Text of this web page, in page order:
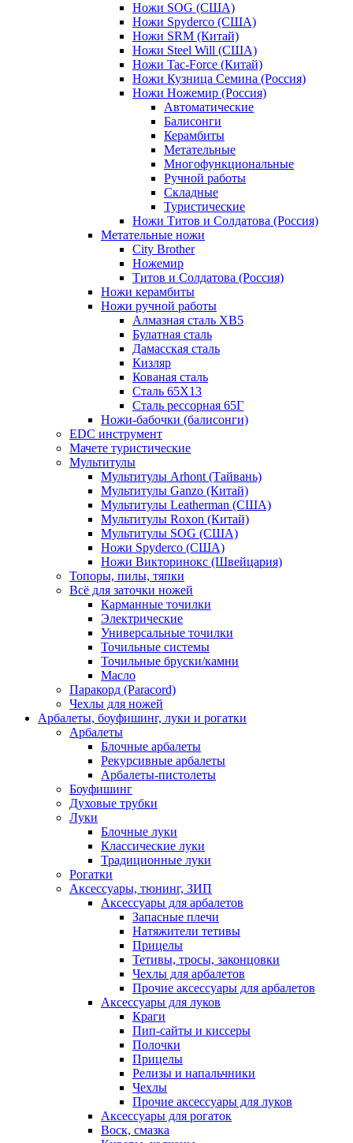
Ножи SOG (США)
Ножи Spyderco (США)
Ножи SRM (Китай)
Ножи Steel Will (США)
Ножи Tac-Force (Китай)
Ножи Кузница Семина (Россия)
Ножи Ножемир (Россия)
Автоматические
Балисонги
Керамбиты
Метательные
Многофункциональные
Ручной работы
Складные
Туристические
Ножи Титов и Солдатова (Россия)
Метательные ножи
City Brother
Ножемир
Титов и Солдатова (Россия)
Ножи керамбиты
Ножи ручной работы
Алмазная сталь ХВ5
Булатная сталь
Дамасская сталь
Кизляр
Кованая сталь
Сталь 65Х13
Сталь рессорная 65Г
Ножи-бабочки (балисонги)
EDC инструмент
Мачете туристические
Мультитулы
Мультитулы Arhont (Тайвань)
Мультитулы Ganzo (Китай)
Мультитулы Leatherman (США)
Мультитулы Roxon (Китай)
Мультитулы SOG (США)
Ножи Spyderco (США)
Ножи Викторинокс (Швейцария)
Топоры, пилы, тяпки
Всё для заточки ножей
Карманные точилки
Электрические
Универсальные точилки
Точильные системы
Точильные бруски/камни
Масло
Паракорд (Paracord)
Чехлы для ножей
Арбалеты, боуфишинг, луки и рогатки
Арбалеты
Блочные арбалеты
Рекурсивные арбалеты
Арбалеты-пистолеты
Боуфишинг
Духовые трубки
Луки
Блочные луки
Классические луки
Традиционные луки
Рогатки
Аксессуары, тюнинг, ЗИП
Аксессуары для арбалетов
Запасные плечи
Натяжители тетивы
Прицелы
Тетивы, тросы, законцовки
Чехлы для арбалетов
Прочие аксессуары для арбалетов
Аксессуары для луков
Краги
Пип-сайты и киссеры
Полочки
Прицелы
Релизы и напальчники
Чехлы
Прочие аксессуары для луков
Аксессуары для рогаток
Воск, смазка